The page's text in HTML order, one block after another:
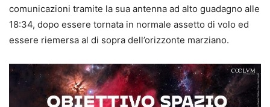
comunicazioni tramite la sua antenna ad alto guadagno alle
18:34, dopo essere tornata in normale assetto di volo ed
essere riemersa al di sopra dell’orizzonte marziano.